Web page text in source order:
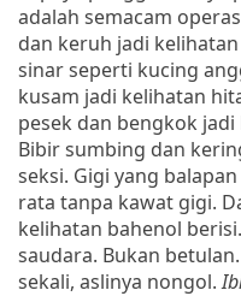
adalah semacam
dan keruh jadi
sinar seperti kucing
kusam jadi kelihatan
pesek dan bengkok
Bibir sumbing dan
seksi. Gigi yang
rata tanpa kawat gigi.
kelihatan bahenol
saudara. Bukan
sekali, aslinya nongol.